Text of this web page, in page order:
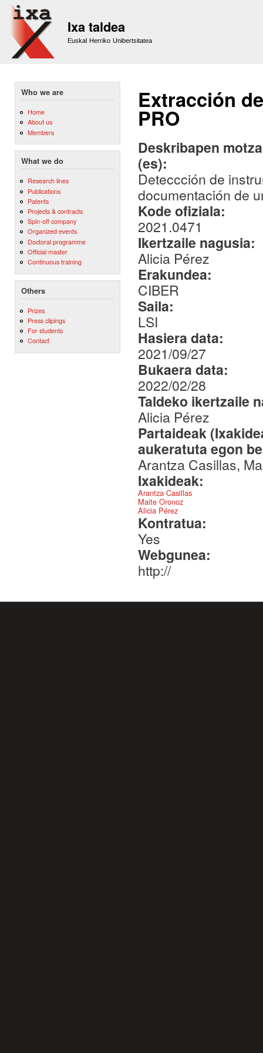
Ixa taldea
Euskal Herriko Unibertsitatea
Who we are
Home
About us
Members
What we do
Research lines
Publications
Patents
Projects & contracts
Spin-off company
Organized events
Doctoral programme
Official master
Continuous training
Others
Prizes
Press clipings
For students
Contact
Extracción
PRO
Deskribapen
(es):
Deteccción de
documentación de
Kode ofiziala:
2021.0471
Ikertzaile nagusia:
Alicia Pérez
Erakundea:
CIBER
Saila:
LSI
Hasiera data:
2021/09/27
Bukaera data:
2022/02/28
Taldeko ikertzaile
Alicia Pérez
Partaideak
aukeratuta egon
Arantza Casillas,
Ixakideak:
Arantza Casillas
Maite Oronoz
Alicia Pérez
Kontratua:
Yes
Webgunea:
http://